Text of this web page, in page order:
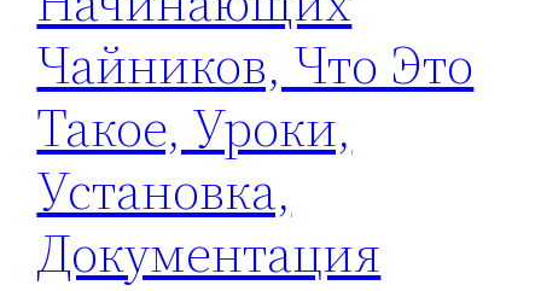
Чайников, Что Это
Такое, Уроки,
Установка,
Документация